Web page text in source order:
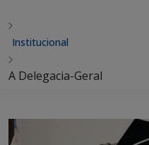
Institucional
A Delegacia-Geral